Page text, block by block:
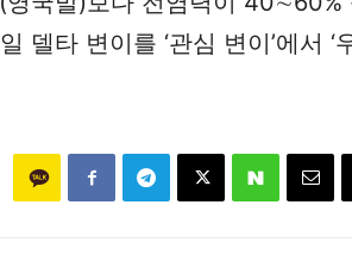
델타 변이를 ‘관심 변이’에서 ‘